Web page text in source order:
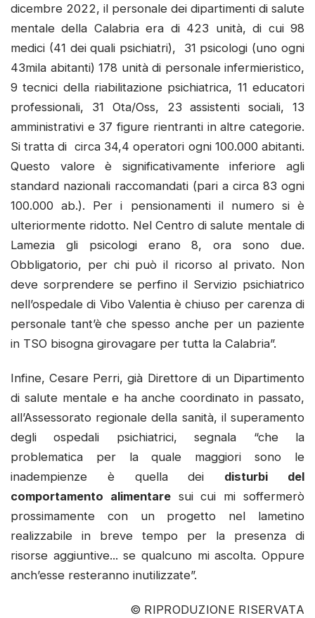
dicembre 2022, il personale dei dipartimenti di salute
mentale della Calabria era di 423 unità, di cui 98
medici (41 dei quali psichiatri), 31 psicologi (uno ogni
43mila abitanti) 178 unità di personale infermieristico,
9 tecnici della riabilitazione psichiatrica, 11 educatori
professionali, 31 Ota/Oss, 23 assistenti sociali, 13
amministrativi e 37 figure rientranti in altre categorie.
Si tratta di circa 34,4 operatori ogni 100.000 abitanti.
Questo valore è significativamente inferiore agli
standard nazionali raccomandati (pari a circa 83 ogni
100.000 ab.). Per i pensionamenti il numero si è
ulteriormente ridotto. Nel Centro di salute mentale di
Lamezia gli psicologi erano 8, ora sono due.
Obbligatorio, per chi può il ricorso al privato. Non
deve sorprendere se perfino il Servizio psichiatrico
nell’ospedale di Vibo Valentia è chiuso per carenza di
personale tant’è che spesso anche per un paziente
in TSO bisogna girovagare per tutta la Calabria”.
Infine, Cesare Perri, già Direttore di un Dipartimento
di salute mentale e ha anche coordinato in passato,
all’Assessorato regionale della sanità, il superamento
degli ospedali psichiatrici, segnala “che la
problematica per la quale maggiori sono le
inadempienze è quella dei disturbi del
comportamento alimentaresui cui mi soffermerò
prossimamente con un progetto nel lametino
realizzabile in breve tempo per la presenza di
risorse aggiuntive... se qualcuno mi ascolta. Oppure
anch’esse resteranno inutilizzate”.
© RIPRODUZIONE RISERVATA